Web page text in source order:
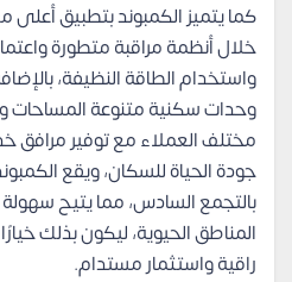
كما يتميز الكمبوند بتطبيق أعلى
خلال أنظمة مراقبة متطورة
واستخدام الطاقة النظيفة،
وحدات سكنية متنوعة المساحات
مختلف العملاء مع توفير مرافق
جودة الحياة للسكان، ويقع
بالتجمع السادس، مما يتيح
المناطق الحيوية، ليكون بذلك
راقية واستثمار مستدام.